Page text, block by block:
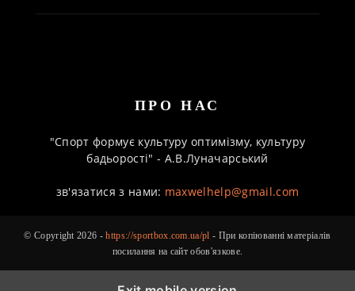
ПРО НАС
"Спорт формує культуру оптимізму, культуру
бадьорості" - А.В.Луначарський
зв'язатися з нами: maxwelhelp@gmail.com
© Copyright 2026 -https://sportbox.com.ua/pl - При копіюванні матеріалів
посилання на сайт обов'язкове.